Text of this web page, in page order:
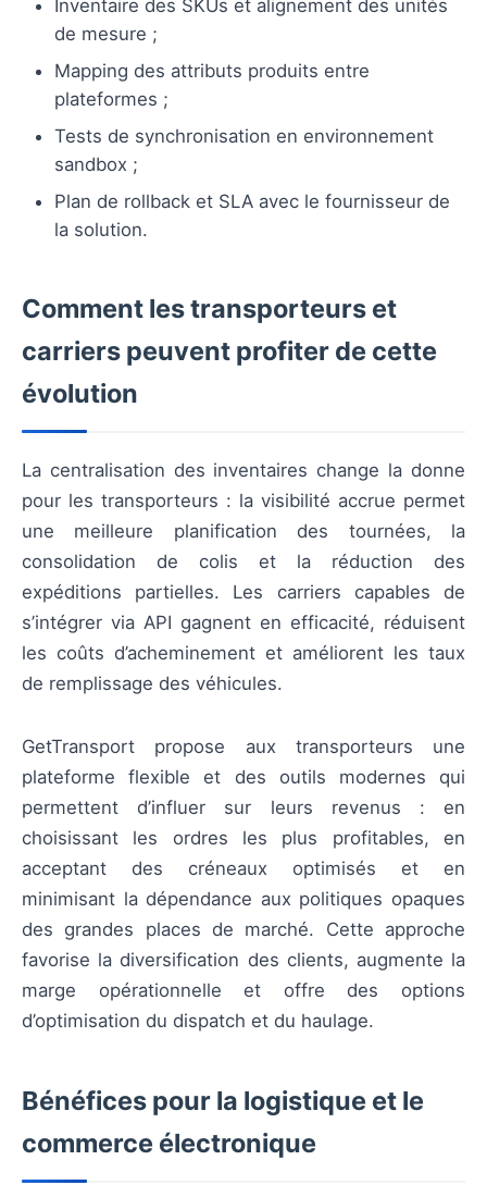
Inventaire des SKUs et alignement des unités
de mesure ;
Mapping des attributs produits entre
plateformes ;
Tests de synchronisation en environnement
sandbox ;
Plan de rollback et SLA avec le fournisseur de
la solution.
Comment les transporteurs et
carriers peuvent profiter de cette
évolution
La centralisation des inventaires change la donne
pour les transporteurs : la visibilité accrue permet
une meilleure planification des tournées, la
consolidation de colis et la réduction des
expéditions partielles. Les carriers capables de
s’intégrer via API gagnent en efficacité, réduisent
les coûts d’acheminement et améliorent les taux
de remplissage des véhicules.
GetTransport propose aux transporteurs une
plateforme flexible et des outils modernes qui
permettent d’influer sur leurs revenus : en
choisissant les ordres les plus profitables, en
acceptant des créneaux optimisés et en
minimisant la dépendance aux politiques opaques
des grandes places de marché. Cette approche
favorise la diversification des clients, augmente la
marge opérationnelle et offre des options
d’optimisation du dispatch et du haulage.
Bénéfices pour la logistique et le
commerce électronique